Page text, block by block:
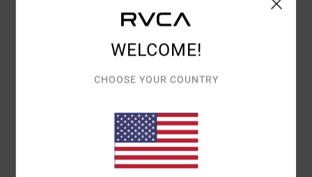
4.3
3.0
COR
4.7
WELCOME!
CHOOSE YOUR COUNTRY